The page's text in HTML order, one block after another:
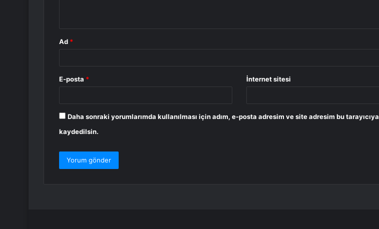
Ad *
E-posta * İnternet sitesi
Daha sonraki yorumlarımda kullanılması için adım, e-posta adresim ve site adresim bu tarayıcıya
kaydedilsin.